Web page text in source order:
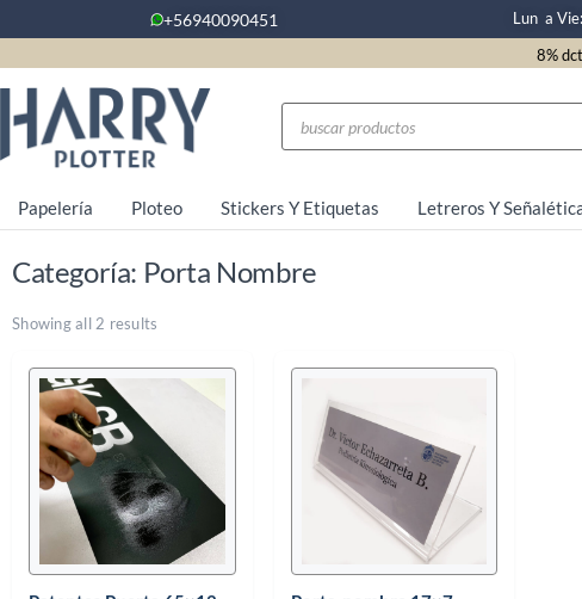
+56940090451 Lun a
8%
Papelería Ploteo Stickers Y Etiquetas Letreros Y
Categoría: Porta Nombre
Showing all 2 results